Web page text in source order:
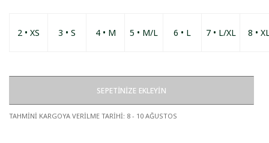
2 • XS 3 • S 4 • M 5 • M/L 6 • L 7 • L/XL 8 •
SEPETİNİZE EKLEYİN
TAHMİNİ KARGOYA VERİLME TARİHİ: 8 - 10 AĞUSTOS